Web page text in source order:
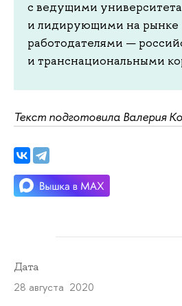
с ведущими
и лидирующими на рынке
работодателями —
и транснациональными
Текст подготовила Валерия
Дата
28 августа 2020